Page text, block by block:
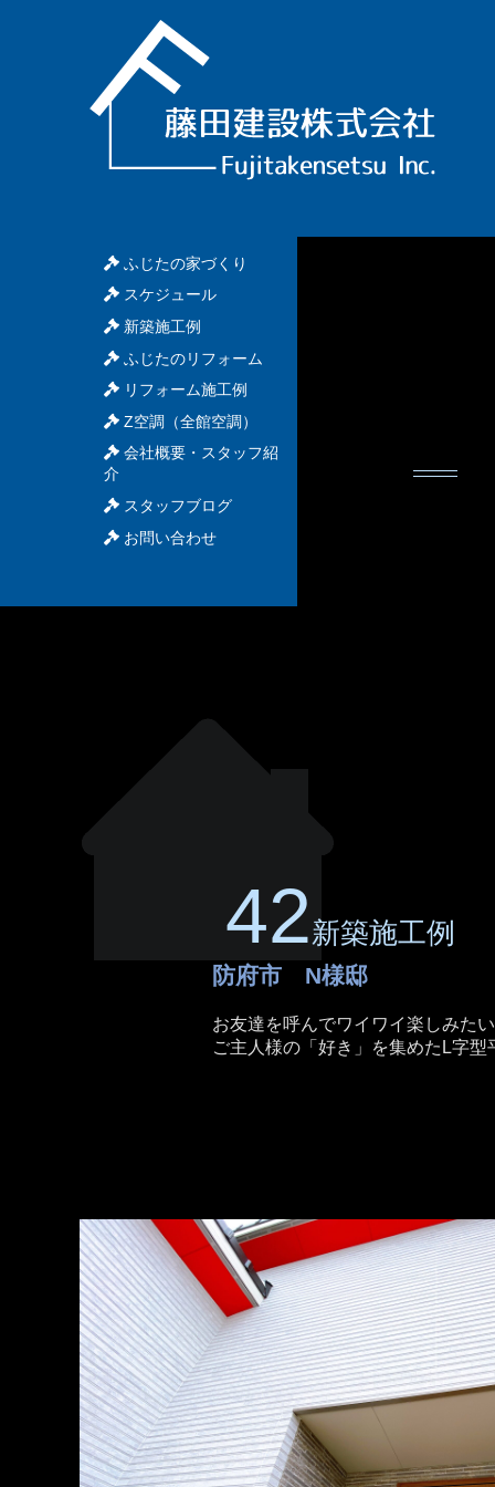
ふじたの家づくり
スケジュール
新築施工例
ふじたのリフォーム
リフォーム施工例
Z空調（全館空調）
会社概要・スタッフ紹
介
スタッフブログ
お問い合わせ
42新築施工例
防府市 N様邸
お友達を呼んでワイワイ楽しみた
ご主人様の「好き」を集めたL字型